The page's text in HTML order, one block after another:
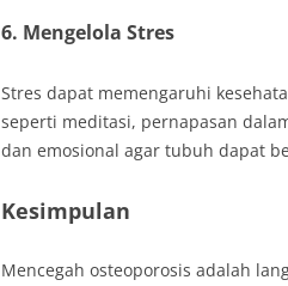
6. Mengelola Stres
Stres dapat memengaruhi
seperti meditasi, pernapasan
dan emosional agar tubuh dapat
Kesimpulan
Mencegah osteoporosis adalah